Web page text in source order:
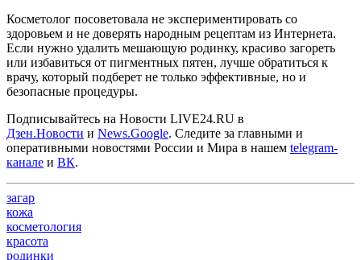
Косметолог посоветовала не экспериментировать со
здоровьем и не доверять народным рецептам из Интернета.
Если нужно удалить мешающую родинку, красиво загореть
или избавиться от пигментных пятен, лучше обратиться к
врачу, который подберет не только эффективные, но и
безопасные процедуры.
Подписывайтесь на Новости LIVE24.RU в
Дзен.Новости и News.Google. Следите за главными и
оперативными новостями России и Мира в нашем telegram-
канале и ВК.
загар
кожа
косметология
красота
родинки